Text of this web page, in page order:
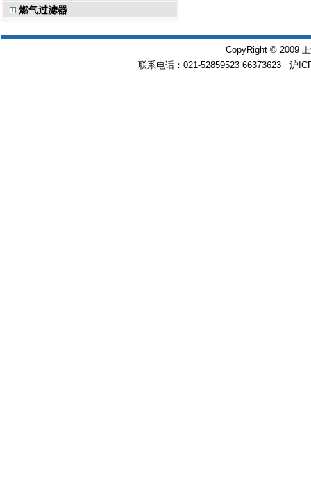
燃气过滤器
CopyRight © 2009
联系电话：021-52859523 66373623 沪